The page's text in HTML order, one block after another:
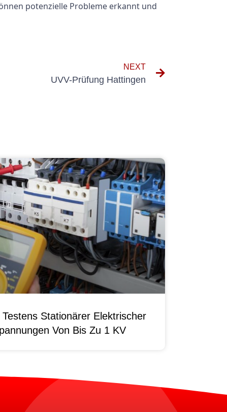
potenzielle Probleme erkannt und
NEXT
UVV-Prüfung Hattingen
Stationärer Elektrischer
Von Bis Zu 1 KV